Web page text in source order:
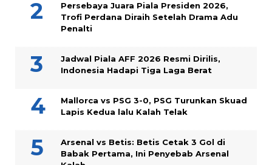
Persebaya Juara Piala Presiden 2026,
Trofi Perdana Diraih Setelah Drama Adu
Penalti
Jadwal Piala AFF 2026 Resmi Dirilis,
Indonesia Hadapi Tiga Laga Berat
Mallorca vs PSG 3-0, PSG Turunkan Skuad
Lapis Kedua lalu Kalah Telak
Arsenal vs Betis: Betis Cetak 3 Gol di
Babak Pertama, Ini Penyebab Arsenal